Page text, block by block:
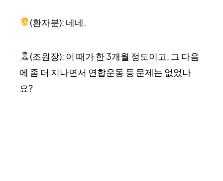
(환자분): 네네.
(조원장): 이 때가 한 3개월 정도이고, 그 다음
에 좀 더 지나면서 연합운동 등 문제는 없었나
요?